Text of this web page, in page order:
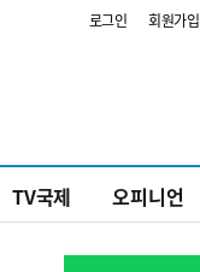
로그인 회원가입
TV국제 오피니언